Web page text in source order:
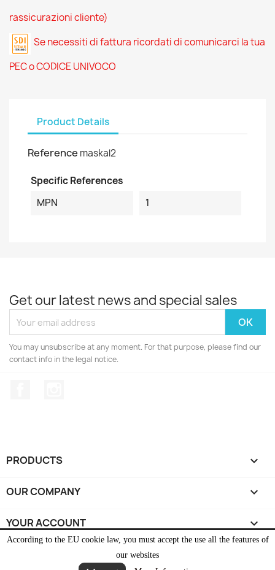
According to the EU cookie law, you must accept the use all the features of
our websites
rassicurazioni cliente)
Se necessiti di fattura ricordati di comunicarci la tua
PEC o CODICE UNIVOCO
Product Details
Reference maskal2
Specific References
MPN
1
Get our latest news and special sales
You may unsubscribe at any moment. For that purpose, please find our
contact info in the legal notice.
PRODUCTS 
OUR COMPANY 
YOUR ACCOUNT 